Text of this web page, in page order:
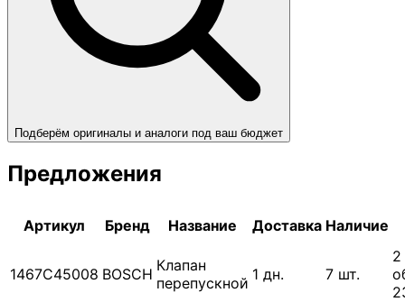
Подберём оригиналы и аналоги под ваш бюджет
Предложения
Артикул Бренд Название Доставка Наличие
1467C45008 BOSCH Клапан
перепускной 1 дн. 7 шт.
2